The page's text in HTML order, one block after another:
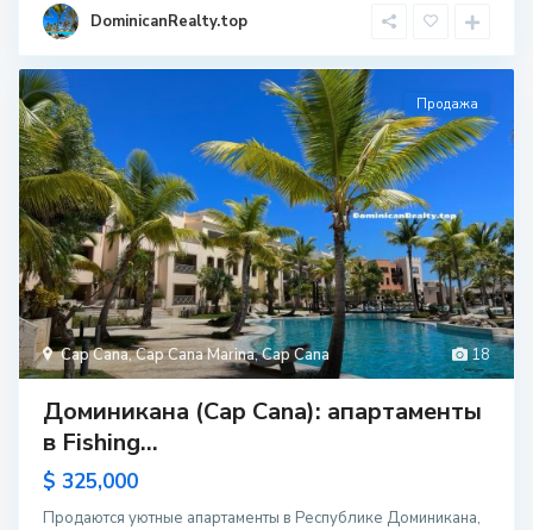
DominicanRealty.top
18
Cap Cana,Cap Cana Marina,Cap Cana
Продажа
Доминикана (Cap Cana): апартаменты
в Fishing...
$ 325,000
Продаются уютные апартаменты в Республике Доминикана,